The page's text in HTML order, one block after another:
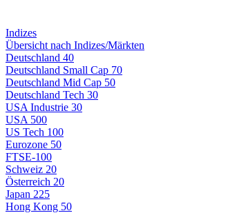
Indizes
Übersicht nach Indizes/Märkten
Deutschland 40
Deutschland Small Cap 70
Deutschland Mid Cap 50
Deutschland Tech 30
USA Industrie 30
USA 500
US Tech 100
Eurozone 50
FTSE-100
Schweiz 20
Österreich 20
Japan 225
Hong Kong 50